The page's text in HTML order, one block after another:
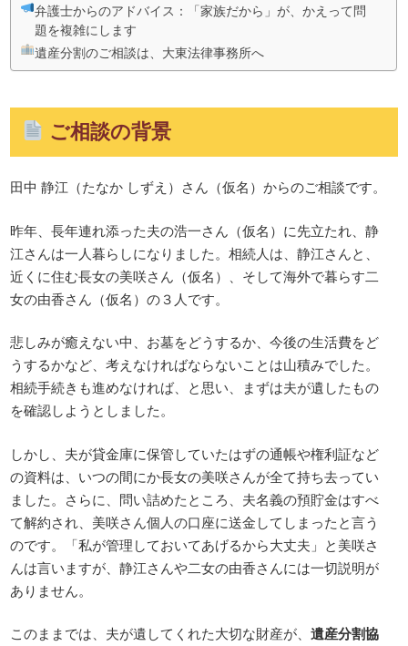
弁護士からのアドバイス：「家族だから」が、かえって問
題を複雑にします
遺産分割のご相談は、大東法律事務所へ
ご相談の背景
田中 静江（たなか しずえ）さん（仮名）からのご相談です。
昨年、長年連れ添った夫の浩一さん（仮名）に先立たれ、静
江さんは一人暮らしになりました。相続人は、静江さんと、
近くに住む長女の美咲さん（仮名）、そして海外で暮らす二
女の由香さん（仮名）の３人です。
悲しみが癒えない中、お墓をどうするか、今後の生活費をど
うするかなど、考えなければならないことは山積みでした。
相続手続きも進めなければ、と思い、まずは夫が遺したもの
を確認しようとしました。
しかし、夫が貸金庫に保管していたはずの通帳や権利証など
の資料は、いつの間にか長女の美咲さんが全て持ち去ってい
ました。さらに、問い詰めたところ、夫名義の預貯金はすべ
て解約され、美咲さん個人の口座に送金してしまったと言う
のです。「私が管理しておいてあげるから大丈夫」と美咲さ
んは言いますが、静江さんや二女の由香さんには一切説明が
ありません。
このままでは、夫が遺してくれた大切な財産が、遺産分割協